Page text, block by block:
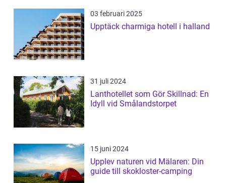
03 februari 2025
Upptäck charmiga hotell i halland
31 juli 2024
Lanthotellet som Gör Skillnad: En
Idyll vid Smålandstorpet
15 juni 2024
Upplev naturen vid Mälaren: Din
guide till skokloster-camping